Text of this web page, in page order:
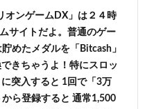
オンゲームDX」は２４時
サイトだよ。普通のゲー
めたメダルを「Bitcash」
きちゃうよ！特にスロッ
突入すると 1回で「3万
ら登録すると 通常1,500